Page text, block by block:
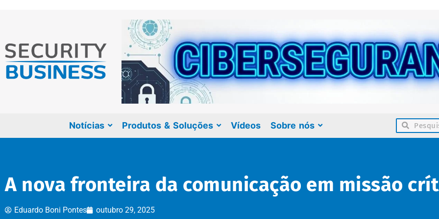
Notícias Produtos & Soluções Vídeos Sobre nós
A nova fronteira da comunicação em missão
Eduardo Boni Pontes outubro 29, 2025